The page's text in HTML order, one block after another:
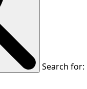
Search for: